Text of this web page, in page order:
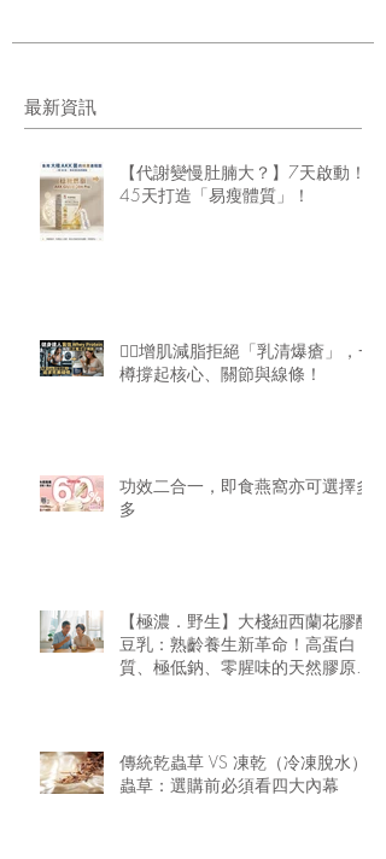
最新資訊
【代謝變慢肚腩大？】7天啟動！
45天打造「易瘦體質」！
🏋️‍♂️增肌減脂拒絕「乳清爆瘡」，一
樽撐起核心、關節與線條！
功效二合一，即食燕窩亦可選擇多
多
【極濃．野生】大棧紐西蘭花膠醇
豆乳：熟齡養生新革命！高蛋白
質、極低鈉、零腥味的天然膠原精
傳統乾蟲草 VS 凍乾（冷凍脫水）
蟲草：選購前必須看四大內幕